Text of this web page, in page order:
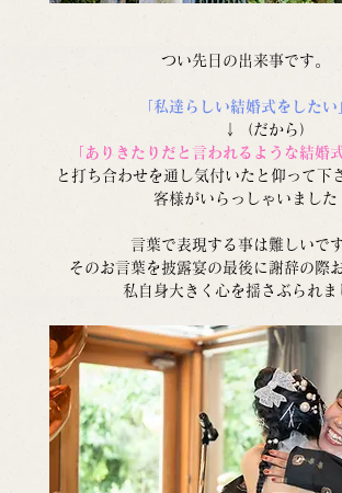
つい先日の出来事です。
「私達らしい結婚式をしたい
↓（だから）
「ありきたりだと言われるような結婚
と打ち合わせを通し気付いたと仰って下
客様がいらっしゃいました
言葉で表現する事は難しいで
そのお言葉を披露宴の最後に謝辞の際
私自身大きく心を揺さぶられま